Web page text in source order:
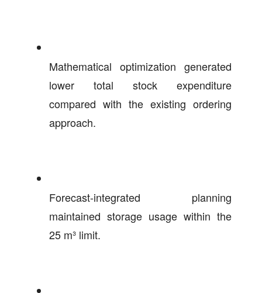
Mathematical optimization generated
lower total stock expenditure
compared with the existing ordering
approach.
Forecast-integrated planning
maintained storage usage within the
25 m³ limit.